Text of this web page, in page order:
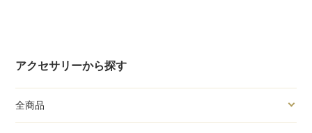
アクセサリーから探す
全商品